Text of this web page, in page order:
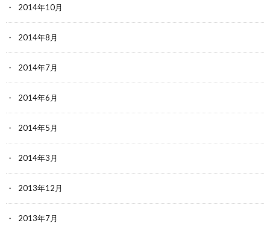
2014年10月
2014年8月
2014年7月
2014年6月
2014年5月
2014年3月
2013年12月
2013年7月